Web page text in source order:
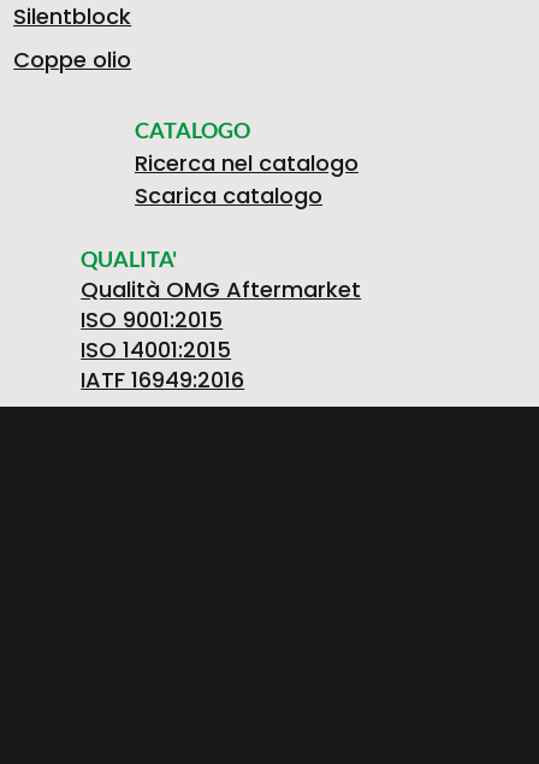
Silentblock
Coppe olio
CATALOGO
Ricerca nel catalogo
Scarica catalogo
QUALITA'
Qualità OMG Aftermarket
ISO 9001:2015
ISO 14001:2015
IATF 16949:2016